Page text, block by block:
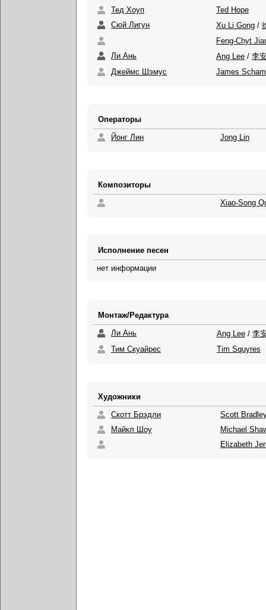
Тед Хоуп
Ted Hope
Сюй Лигун
Xu Li Gong /
Feng-Chyt
Ли Ань
Ang Lee / 李
Джеймс Шэмус
James
Операторы
Йонг Лин
Jong Lin
Композиторы
Xiao-Song
Исполнение песен
нет информации
Монтаж/Редактура
Ли Ань
Ang Lee / 李
Тим Скуайрес
Tim Squyres
Художники
Скотт Брэдли
Scott
Майкл Шоу
Michael
Elizabeth